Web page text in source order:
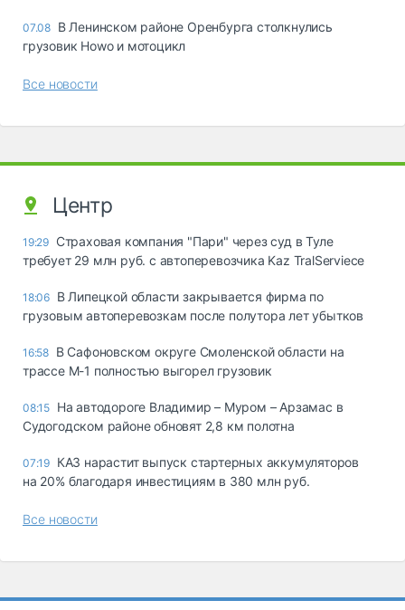
07.08 В Ленинском районе Оренбурга столкнулись
грузовик Howo и мотоцикл
Все новости
Центр
19:29 Страховая компания "Пари" через суд в Туле
требует 29 млн руб. с автоперевозчика Kaz TralServiece
18:06 В Липецкой области закрывается фирма по
грузовым автоперевозкам после полутора лет убытков
16:58 В Сафоновском округе Смоленской области на
трассе М-1 полностью выгорел грузовик
08:15 На автодороге Владимир – Муром – Арзамас в
Судогодском районе обновят 2,8 км полотна
07:19 КАЗ нарастит выпуск стартерных аккумуляторов
на 20% благодаря инвестициям в 380 млн руб.
Все новости